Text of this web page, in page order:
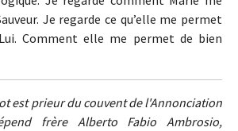
Je regarde ce qu’elle me permet
Comment elle me permet de bien
est prieur du couvent de l'Annonciation
frère Alberto Fabio Ambrosio,